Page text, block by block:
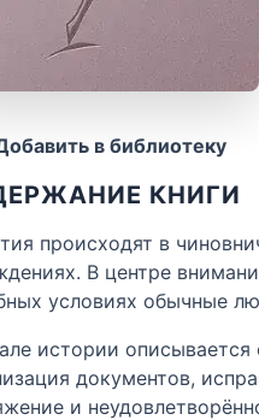
в библиотеку
КНИГИ
происходят в
В центре
условиях обычные
истории
документов,
и